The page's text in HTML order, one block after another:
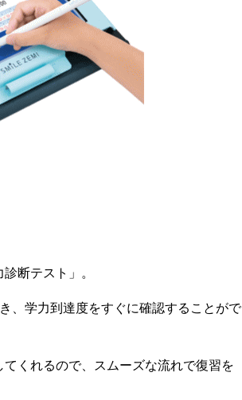
断テスト」。
、学力到達度をすぐに確認することがで
くれるので、スムーズな流れで復習を